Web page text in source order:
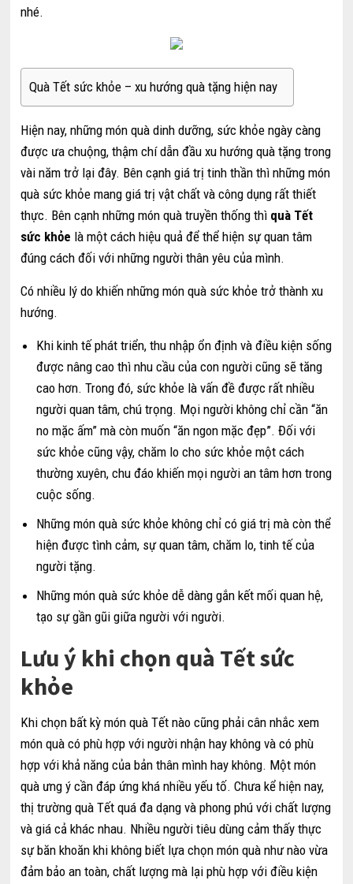
nhé.
Quà Tết sức khỏe – xu hướng quà tặng hiện nay
Hiện nay, những món quà dinh dưỡng, sức khỏe ngày càng
được ưa chuộng, thậm chí dẫn đầu xu hướng quà tặng trong
vài năm trở lại đây. Bên cạnh giá trị tinh thần thì những món
quà sức khỏe mang giá trị vật chất và công dụng rất thiết
thực. Bên cạnh những món quà truyền thống thì quà Tết
sức khỏe là một cách hiệu quả để thể hiện sự quan tâm
đúng cách đối với những người thân yêu của mình.
Có nhiều lý do khiến những món quà sức khỏe trở thành xu
hướng.
Khi kinh tế phát triển, thu nhập ổn định và điều kiện sống
được nâng cao thì nhu cầu của con người cũng sẽ tăng
cao hơn. Trong đó, sức khỏe là vấn đề được rất nhiều
người quan tâm, chú trọng. Mọi người không chỉ cần “ăn
no mặc ấm” mà còn muốn “ăn ngon mặc đẹp”. Đối với
sức khỏe cũng vậy, chăm lo cho sức khỏe một cách
thường xuyên, chu đáo khiến mọi người an tâm hơn trong
cuộc sống.
Những món quà sức khỏe không chỉ có giá trị mà còn thể
hiện được tình cảm, sự quan tâm, chăm lo, tinh tế của
người tặng.
Những món quà sức khỏe dễ dàng gắn kết mối quan hệ,
tạo sự gần gũi giữa người với người.
Lưu ý khi chọn quà Tết sức
khỏe
Khi chọn bất kỳ món quà Tết nào cũng phải cân nhắc xem
món quà có phù hợp với người nhận hay không và có phù
hợp với khả năng của bản thân mình hay không. Một món
quà ưng ý cần đáp ứng khá nhiều yếu tố. Chưa kể hiện nay,
thị trường quà Tết quá đa dạng và phong phú với chất lượng
và giá cả khác nhau. Nhiều người tiêu dùng cảm thấy thực
sự băn khoăn khi không biết lựa chọn món quà như nào vừa
đảm bảo an toàn, chất lượng mà lại phù hợp với điều kiện